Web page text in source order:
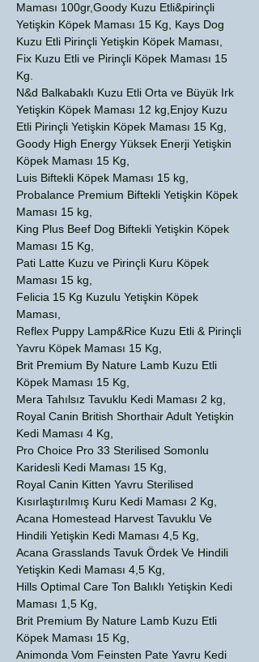
Maması 100gr,Goody Kuzu Etli&pirinçli
Yetişkin Köpek Maması 15 Kg, Kays Dog
Kuzu Etli Pirinçli Yetişkin Köpek Maması,
Fix Kuzu Etli ve Pirinçli Köpek Maması 15
Kg.
N&d Balkabaklı Kuzu Etli Orta ve Büyük Irk
Yetişkin Köpek Maması 12 kg,Enjoy Kuzu
Etli Pirinçli Yetişkin Köpek Maması 15 Kg,
Goody High Energy Yüksek Enerji Yetişkin
Köpek Maması 15 Kg,
Luis Biftekli Köpek Maması 15 kg,
Probalance Premium Biftekli Yetişkin Köpek
Maması 15 kg,
King Plus Beef Dog Biftekli Yetişkin Köpek
Maması 15 Kg,
Pati Latte Kuzu ve Pirinçli Kuru Köpek
Maması 15 kg,
Felicia 15 Kg Kuzulu Yetişkin Köpek
Maması,
Reflex Puppy Lamp&Rice Kuzu Etli & Pirinçli
Yavru Köpek Maması 15 Kg,
Brit Premium By Nature Lamb Kuzu Etli
Köpek Maması 15 Kg,
Mera Tahılsız Tavuklu Kedi Maması 2 kg,
Royal Canin British Shorthair Adult Yetişkin
Kedi Maması 4 Kg,
Pro Choice Pro 33 Sterilised Somonlu
Karidesli Kedi Maması 15 Kg,
Royal Canin Kitten Yavru Sterilised
Kısırlaştırılmış Kuru Kedi Maması 2 Kg,
Acana Homestead Harvest Tavuklu Ve
Hindili Yetişkin Kedi Maması 4,5 Kg,
Acana Grasslands Tavuk Ördek Ve Hindili
Yetişkin Kedi Maması 4,5 Kg,
Hills Optimal Care Ton Balıklı Yetişkin Kedi
Maması 1,5 Kg,
Brit Premium By Nature Lamb Kuzu Etli
Köpek Maması 15 Kg,
Animonda Vom Feinsten Pate Yavru Kedi